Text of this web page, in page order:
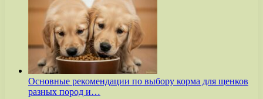
Основные рекомендации по выбору корма для щенков
разных пород и…